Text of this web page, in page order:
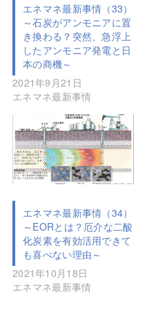
エネマネ最新事情（33）
～石炭がアンモニアに置
き換わる？突然、急浮上
したアンモニア発電と日
本の商機～
2021年9月21日
エネマネ最新事情
エネマネ最新事情（34）
～EORとは？厄介な二酸
化炭素を有効活用できて
も喜べない理由～
2021年10月18日
エネマネ最新事情